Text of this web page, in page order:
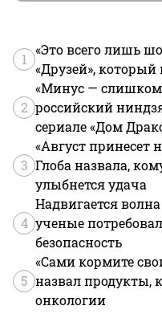
1
«Это всего лишь
«Друзей»,
2
«Минус — слишком
российский
сериале «Дом
3
«Август принесет
Глоба назвала,
улыбнется удача
4
Надвигается
ученые
безопасность
5
«Сами кормите
назвал продукты,
онкологии